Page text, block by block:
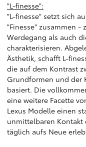
"L-finesse":
"L-finesse" setzt sich
"Finesse" zusammen -
Werdegang als auch
charakterisieren.
Ästhetik, schafft L-
die auf dem Kontrast
Grundformen und der
basiert. Die
eine weitere Facette
Lexus Modelle einen
unmittelbaren Kontakt
täglich aufs Neue